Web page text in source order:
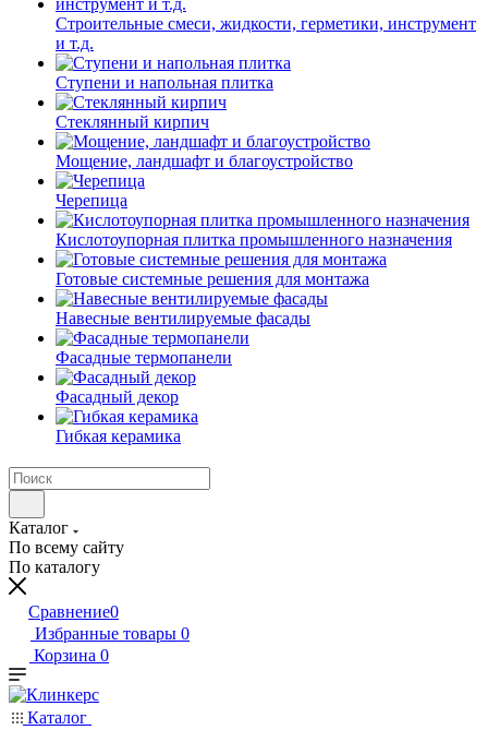
Строительные смеси, жидкости, герметики, инструмент
и т.д.
Ступени и напольная плитка
Cтеклянный кирпич
Мощение, ландшафт и благоустройство
Черепица
Кислотоупорная плитка промышленного назначения
Готовые системные решения для монтажа
Навесные вентилируемые фасады
Фасадные термопанели
Фасадный декор
Гибкая керамика
Каталог
По всему сайту
По каталогу
Сравнение0
Избранные товары 0
Корзина 0
Каталог